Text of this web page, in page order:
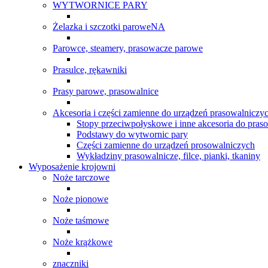
WYTWORNICE PARY
Żelazka i szczotki paroweNA
Parowce, steamery, prasowacze parowe
Prasulce, rękawniki
Prasy parowe, prasowalnice
Akcesoria i części zamienne do urządzeń
Stopy przeciwpołyskowe i inne akcesoria do
Podstawy do wytwornic pary
Części zamienne do urządzeń prosowalniczych
Wykładziny prasowalnicze, filce, pianki, tkaniny
Wyposażenie krojowni
Noże tarczowe
Noże pionowe
Noże taśmowe
Noże krążkowe
znaczniki